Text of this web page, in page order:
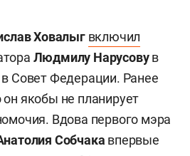
Ховалыг включил
Людмилу Нарусовув
Совет Федерации. Ранее
якобы не планирует
Вдова первого мэра
Собчака впервые